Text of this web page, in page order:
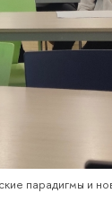
парадигмы и